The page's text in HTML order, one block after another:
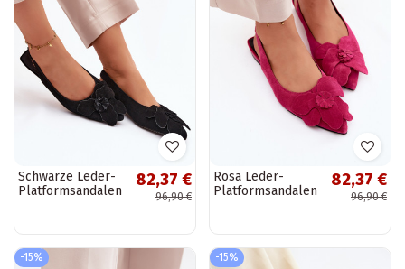
Schwarze Leder-
Platformsandalen
82,37 €
96,90 €
Rosa Leder-
Platformsandalen
82,37 €
96,90 €
-15% -15%